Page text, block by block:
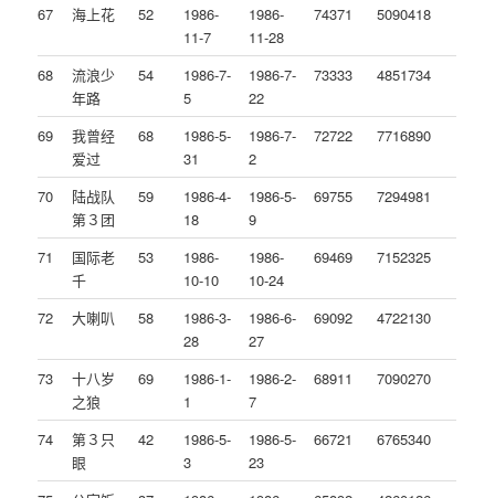
67 海上花 52
1986-
11-7
1986-
11-28
74371 5090418
68
流浪少
年路
54
1986-7-
5
1986-7-
22
73333 4851734
69
我曾经
爱过
68
1986-5-
31
1986-7-
2
72722 7716890
70
陆战队
第３团
59
1986-4-
18
1986-5-
9
69755 7294981
71
国际老
千
53
1986-
10-10
1986-
10-24
69469 7152325
72 大喇叭 58
1986-3-
28
1986-6-
27
69092 4722130
73
十八岁
之狼
69
1986-1-
1
1986-2-
7
68911 7090270
74
第３只
眼
42
1986-5-
3
1986-5-
23
66721 6765340